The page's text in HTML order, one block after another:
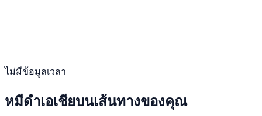
ไม่มีข้อมูลเวลา
หมีดำเอเชียบนเส้นทางของคุณ